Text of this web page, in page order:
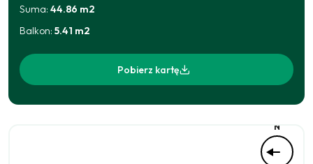
Suma:44.86 m2
Balkon:5.41 m2
Pobierz kartę
N